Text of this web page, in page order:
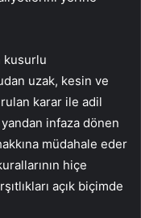
kusurlu
uzak, kesin ve
karar ile adil
infaza dönen
müdahale eder
hiçe
açık biçimde